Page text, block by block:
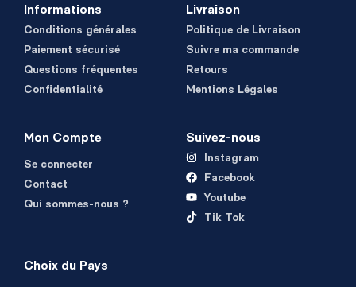
Informations
Conditions générales
Paiement sécurisé
Questions fréquentes
Confidentialité
Livraison
Politique de Livraison
Suivre ma commande
Retours
Mentions Légales
Mon Compte
Se connecter
Contact
Qui sommes-nous ?
Suivez-nous
Instagram
Facebook
Youtube
Tik Tok
Choix du Pays